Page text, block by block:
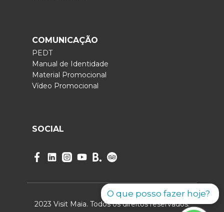
O que posso fazer hoje?
COMUNICAÇÃO
PEDT
Manual de Identidade
Material Promocional
Vídeo Promocional
SOCIAL
2023 Visit Maia. Todos os direitos reservados.